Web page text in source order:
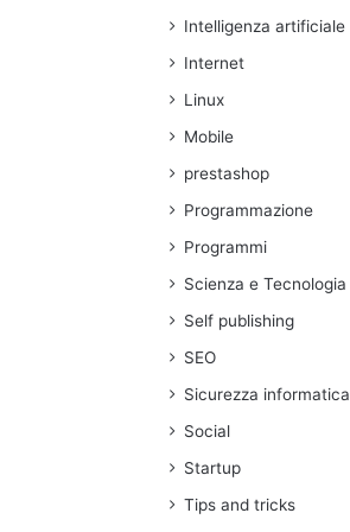
Intelligenza artificiale
Internet
Linux
Mobile
prestashop
Programmazione
Programmi
Scienza e Tecnologia
Self publishing
SEO
Sicurezza informatica
Social
Startup
Tips and tricks